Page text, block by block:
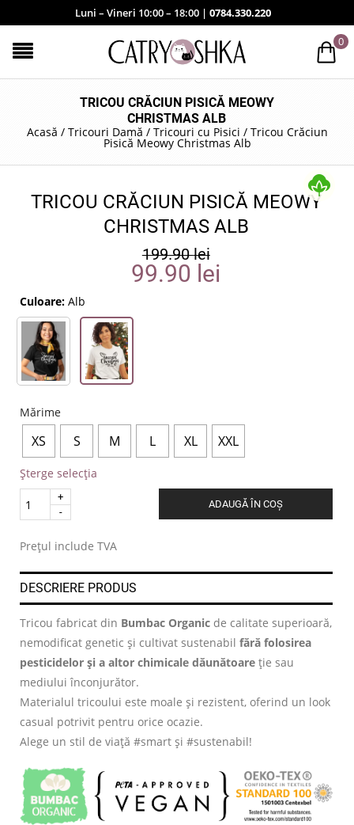
Luni – Vineri 10:00 – 18:00 | 0784.330.220
0
TRICOU CRĂCIUN PISICĂ MEOWY
CHRISTMAS ALB
Acasă / Tricouri Damă / Tricouri cu Pisici / Tricou Crăciun
Pisică Meowy Christmas Alb
TRICOU CRĂCIUN PISICĂ MEOWY
CHRISTMAS ALB
199.90lei
99.90 lei
Culoare: Alb
Mărime
XS S M L XL XXL
Șterge selecția
Quantity
ADAUGĂ ÎN COȘ
Prețul include TVA
DESCRIERE PRODUS
Tricou fabricat din Bumbac Organic de calitate superioară,
nemodificat genetic și cultivat sustenabil fără folosirea
pesticidelor și a altor chimicale dăunătoare ție sau
mediului înconjurător.
Materialul tricoului este moale și rezistent, oferind un look
casual potrivit pentru orice ocazie.
Alege un stil de viață #smart și #sustenabil!